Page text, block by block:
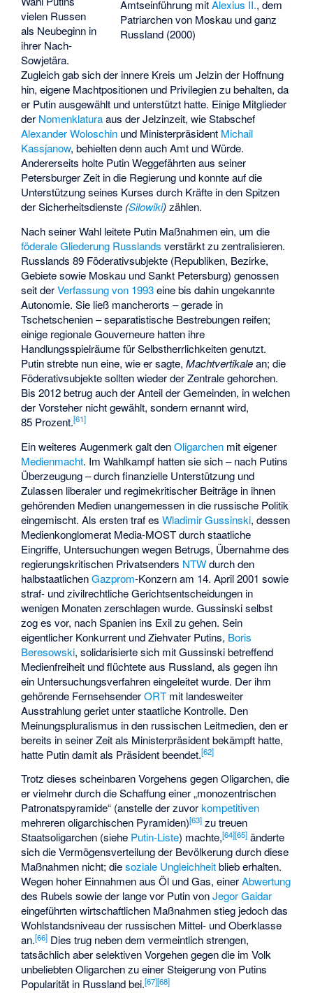
Amtseinführung mitAlexius II., dem
Patriarchen von Moskau und ganz
Russland (2000)
vielen Russen
als Neubeginn in
ihrer Nach-
Sowjetära.
Zugleich gab sich der innere Kreis um Jelzin der Hoffnung
hin, eigene Machtpositionen und Privilegien zu behalten, da
er Putin ausgewählt und unterstützt hatte. Einige Mitglieder
der Nomenklaturaaus der Jelzinzeit, wie Stabschef
Alexander Woloschin und Ministerpräsident Michail
Kassjanow, behielten denn auch Amt und Würde.
Andererseits holte Putin Weggefährten aus seiner
Petersburger Zeit in die Regierung und konnte auf die
Unterstützung seines Kurses durch Kräfte in den Spitzen
der Sicherheitsdienste (Silowiki)zählen.
Nach seiner Wahl leitete Putin Maßnahmen ein, um die
föderale Gliederung Russlands verstärkt zu zentralisieren.
Russlands 89 Föderativsubjekte (Republiken, Bezirke,
Gebiete sowie Moskau und Sankt Petersburg) genossen
seit derVerfassung von 1993eine bis dahin ungekannte
Autonomie. Sie ließ mancherorts – gerade in
Tschetschenien – separatistische Bestrebungen reifen;
einige regionale Gouverneure hatten ihre
Handlungsspielräume für Selbstherrlichkeiten genutzt.
Putin strebte nun eine, wie er sagte,Machtvertikalean; die
Föderativsubjekte sollten wieder der Zentrale gehorchen.
Bis 2012 betrug auch der Anteil der Gemeinden, in welchen
der Vorsteher nicht gewählt, sondern ernannt wird,
85 Prozent.[61]
Ein weiteres Augenmerk galt denOligarchen mit eigener
Medienmacht. Im Wahlkampf hatten sie sich – nach Putins
Überzeugung – durch finanzielle Unterstützung und
Zulassen liberaler und regimekritischer Beiträge in ihnen
gehörenden Medien unangemessen in die russische Politik
eingemischt. Als ersten traf esWladimir Gussinski, dessen
Medienkonglomerat Media-MOSTdurch staatliche
Eingriffe, Untersuchungen wegen Betrugs, Übernahme des
regierungskritischen Privatsenders NTWdurch den
halbstaatlichenGazprom-Konzern am 14. April 2001 sowie
straf- und zivilrechtliche Gerichtsentscheidungen in
wenigen Monaten zerschlagen wurde. Gussinski selbst
zog es vor, nach Spanien ins Exil zu gehen. Sein
eigentlicher Konkurrent und Ziehvater Putins, Boris
Beresowski, solidarisierte sich mit Gussinski betreffend
Medienfreiheit und flüchtete aus Russland, als gegen ihn
ein Untersuchungsverfahren eingeleitet wurde. Der ihm
gehörende FernsehsenderORT mit landesweiter
Ausstrahlung geriet unter staatliche Kontrolle. Den
Meinungspluralismus in den russischen Leitmedien, den er
bereits in seiner Zeit als Ministerpräsident bekämpft hatte,
hatte Putin damit als Präsident beendet.[62]
Trotz dieses scheinbaren Vorgehens gegen Oligarchen, die
er vielmehr durch die Schaffung einer „monozentrischen
Patronatspyramide“ (anstelle der zuvorkompetitiven
mehreren oligarchischen Pyramiden)[63] zu treuen
Staatsoligarchen (siehe Putin-Liste) machte,[64][65] änderte
sich die Vermögensverteilung der Bevölkerung durch diese
Maßnahmen nicht; diesoziale Ungleichheitblieb erhalten.
Wegen hoher Einnahmen aus Öl und Gas, einerAbwertung
des Rubels sowie der lange vor Putin vonJegor Gaidar
eingeführtenwirtschaftlichen Maßnahmenstieg jedoch das
Wohlstandsniveau der russischen Mittel- und Oberklasse
an.[66] Dies trug neben dem vermeintlich strengen,
tatsächlich aber selektiven Vorgehen gegen die im Volk
unbeliebten Oligarchen zu einer Steigerung von Putins
Popularität in Russland bei.[67][68]